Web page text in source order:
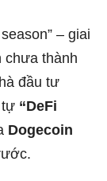
– giai
chưa thành
đầu tư
tự “DeFi
Dogecoin